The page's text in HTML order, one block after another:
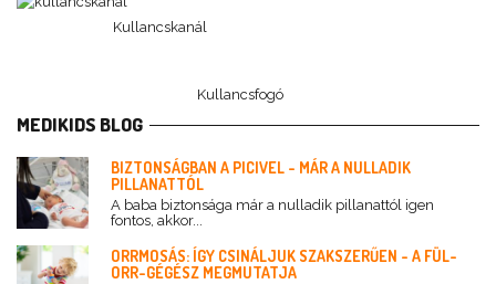
Kullancskanál
Kullancsfogó
MEDIKIDS BLOG
BIZTONSÁGBAN A PICIVEL - MÁR A NULLADIK
PILLANATTÓL
A baba biztonsága már a nulladik pillanattól igen
fontos, akkor...
ORRMOSÁS: ÍGY CSINÁLJUK SZAKSZERŰEN - A FÜL-
ORR-GÉGÉSZ MEGMUTATJA